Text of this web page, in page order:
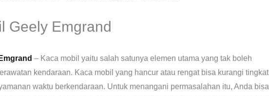
Geely Emgrand
– Kaca mobil yaitu salah satunya elemen utama yang tak boleh
kendaraan. Kaca mobil yang hancur atau rengat bisa kurangi tingkat
waktu berkendaraan. Untuk menangani permasalahan itu, Anda bisa